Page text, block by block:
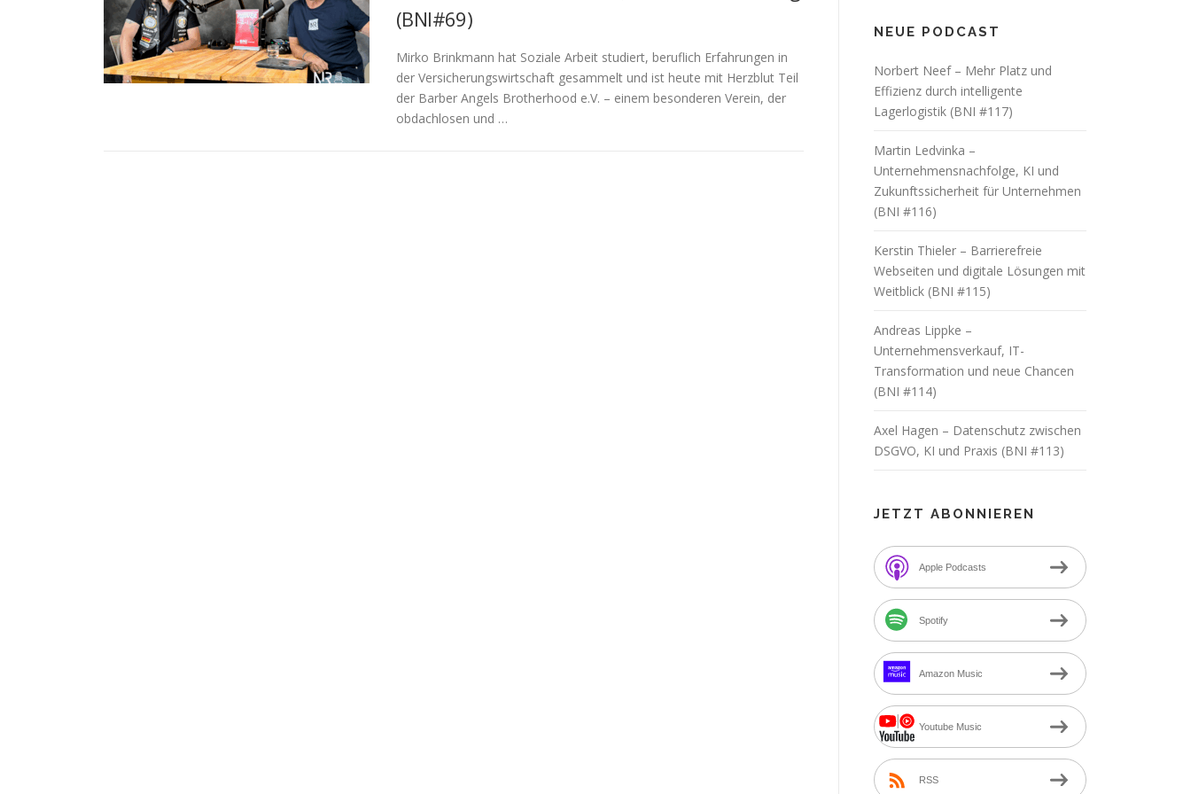
(BNI#69)
Mirko Brinkmann hat Soziale Arbeit studiert, beruflich Erfahrungen in
der Versicherungswirtschaft gesammelt und ist heute mit Herzblut Teil
der Barber Angels Brotherhood e.V. – einem besonderen Verein, der
obdachlosen und …
NEUE PODCAST
Norbert Neef – Mehr Platz und
Effizienz durch intelligente
Lagerlogistik (BNI #117)
Martin Ledvinka –
Unternehmensnachfolge, KI und
Zukunftssicherheit für Unternehmen
(BNI #116)
Kerstin Thieler – Barrierefreie
Webseiten und digitale Lösungen mit
Weitblick (BNI #115)
Andreas Lippke –
Unternehmensverkauf, IT-
Transformation und neue Chancen
(BNI #114)
Axel Hagen – Datenschutz zwischen
DSGVO, KI und Praxis (BNI #113)
JETZT ABONNIEREN
Apple Podcasts
Spotify
Amazon Music
Youtube Music
RSS